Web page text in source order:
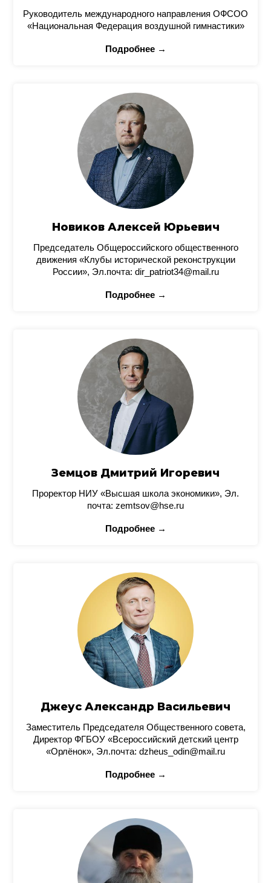
Руководитель международного направления ОФСОО
«Национальная Федерация воздушной гимнастики»
Подробнее →
Новиков Алексей Юрьевич
Председатель Общероссийского общественного
движения «Клубы исторической реконструкции
России», Эл.почта: dir_patriot34@mail.ru
Подробнее →
Земцов Дмитрий Игоревич
Проректор НИУ «Высшая школа экономики», Эл.
почта: zemtsov@hse.ru
Подробнее →
Джеус Александр Васильевич
Заместитель Председателя Общественного совета,
Директор ФГБОУ «Всероссийский детский центр
«Орлёнок», Эл.почта: dzheus_odin@mail.ru
Подробнее →